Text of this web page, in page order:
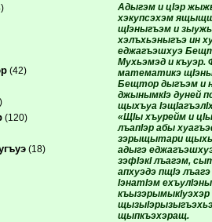
(42)
(120)
(18)
Адыгэм и цIэр
хэкупсэхэм
щIэныгъэм и
хэлъхьэныгъэ ин
еджагъэшхуэ
Мухьэмэд и къуэр.
математикэ
Бещтор дыгъэм и
джынымкIэ дуней
щыхъуа
«ЩIы хъурейм и
лъапIэр абы
зэрыщытари
адыгэ
зэфIэкI лъагэм,
апхуэдэ пщIэ
IэнатIэм
къызэрымыкIуэхэр
щыпкъэхэращ.